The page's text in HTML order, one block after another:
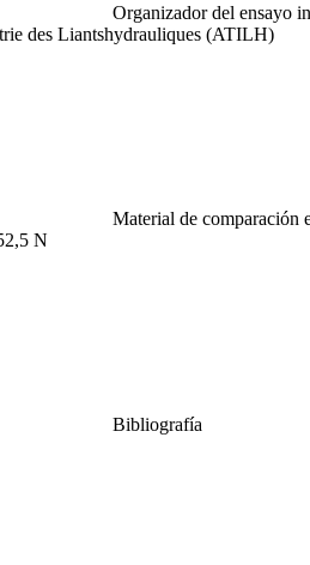
Organizador del ensayo
des Liantshydrauliques (ATILH)
Material de comparación
N
Bibliografía